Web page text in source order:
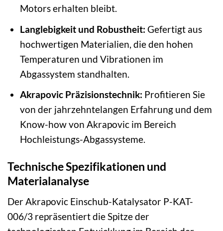
Motors erhalten bleibt.
Langlebigkeit und Robustheit: Gefertigt aus
hochwertigen Materialien, die den hohen
Temperaturen und Vibrationen im
Abgassystem standhalten.
Akrapovic Präzisionstechnik: Profitieren Sie
von der jahrzehntelangen Erfahrung und dem
Know-how von Akrapovic im Bereich
Hochleistungs-Abgassysteme.
Technische Spezifikationen und
Materialanalyse
Der Akrapovic Einschub-Katalysator P-KAT-
006/3 repräsentiert die Spitze der